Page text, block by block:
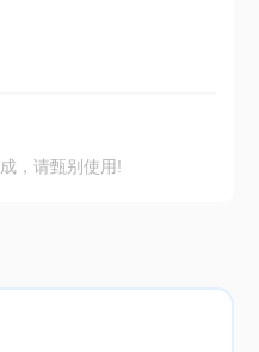
，请甄别使用!